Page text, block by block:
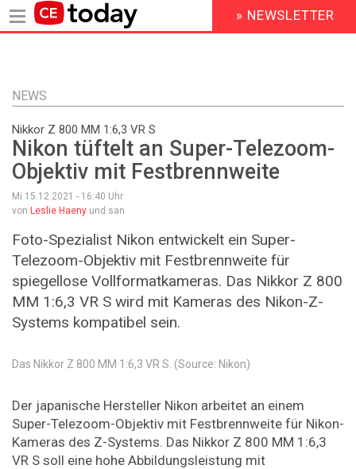
Inhalt
HEADER
MENU
» NEWSLETTER
NEWS
Nikkor Z 800 MM 1:6,3 VR S
Nikon tüftelt an Super-Telezoom-
Objektiv mit Festbrennweite
Mi 15.12.2021 - 16:40 Uhr
von Leslie Haeny und san
Foto-Spezialist Nikon entwickelt ein Super-
Telezoom-Objektiv mit Festbrennweite für
spiegellose Vollformatkameras. Das Nikkor Z 800
MM 1:6,3 VR S wird mit Kameras des Nikon-Z-
Systems kompatibel sein.
Das Nikkor Z 800 MM 1:6,3 VR S. (Source: Nikon)
Der japanische Hersteller Nikon arbeitet an einem
Super-Telezoom-Objektiv mit Festbrennweite für Nikon-
Kameras des Z-Systems. Das Nikkor Z 800 MM 1:6,3
VR S soll eine hohe Abbildungsleistung mit